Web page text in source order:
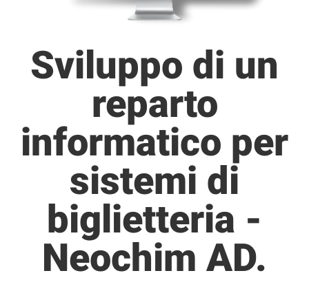
Sviluppo di un
reparto
informatico per
sistemi di
biglietteria -
Neochim AD.